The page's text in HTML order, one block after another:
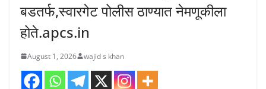
बडतर्फ,स्वारगेट पोलीस ठाण्यात नेमणूकीला
होते.apcs.in
August 1, 2026 wajid s khan